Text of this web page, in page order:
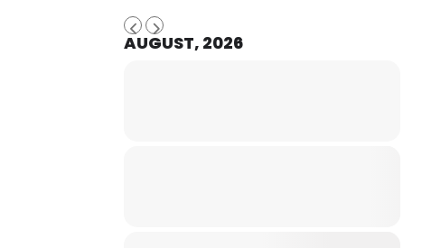
AUGUST, 2026